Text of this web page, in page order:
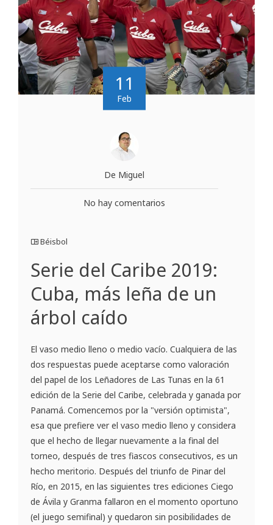
11
Feb
De Miguel
No hay comentarios
Béisbol
Serie del Caribe 2019:
Cuba, más leña de un
árbol caído
El vaso medio lleno o medio vacío. Cualquiera de las
dos respuestas puede aceptarse como valoración
del papel de los Leñadores de Las Tunas en la 61
edición de la Serie del Caribe, celebrada y ganada por
Panamá. Comencemos por la "versión optimista",
esa que prefiere ver el vaso medio lleno y considera
que el hecho de llegar nuevamente a la final del
torneo, después de tres fiascos consecutivos, es un
hecho meritorio. Después del triunfo de Pinar del
Río, en 2015, en las siguientes tres ediciones Ciego
de Ávila y Granma fallaron en el momento oportuno
(el juego semifinal) y quedaron sin posibilidades de